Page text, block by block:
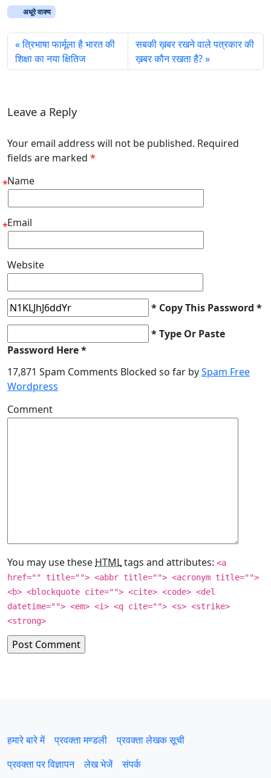
अधूरे वाक्य
त्रिभाषा फार्मूला है भारत की
शिक्षा का नया क्षितिज
सबकी ख़बर रखने वाले पत्रकार की
ख़बर कौन रखता है?
Leave a Reply
Your email address will not be published. Required
fields are marked *
Name
*
Email
*
Website
* Copy This Password *
* Type Or Paste
Password Here *
17,871 Spam Comments Blocked so far bySpam Free
Wordpress
Comment
You may use theseHTMLtags and attributes: <a
href="" title=""> <abbr title=""> <acronym title="">
<b> <blockquote cite=""> <cite> <code> <del
datetime=""> <em> <i> <q cite=""> <s> <strike>
<strong>
हमारे बारे में प्रवक्‍ता मण्डली
प्रवक्ता लेखक सूची
प्रवक्ता पर विज्ञापन
लेख भेजें संपर्क